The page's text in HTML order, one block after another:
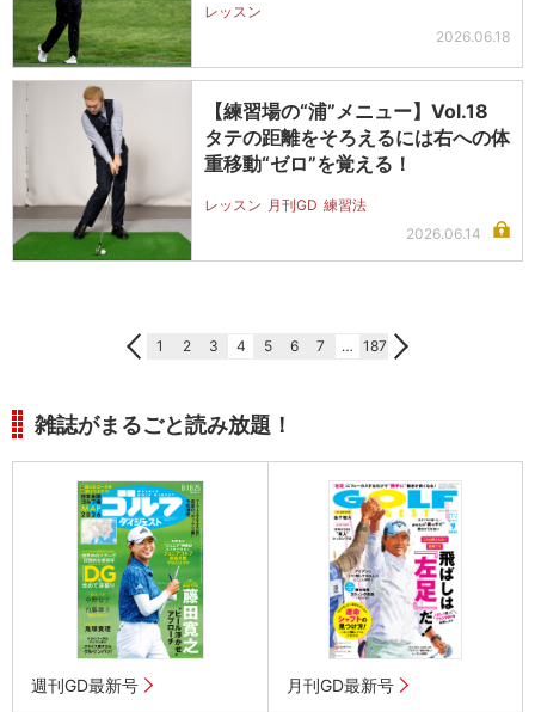
レッスン
2026.06.18
【練習場の“浦”メニュー】Vol.18
タテの距離をそろえるには右への体
重移動“ゼロ”を覚える！
レッスン 月刊GD 練習法
2026.06.14
1 2 3 4 5 6 7 … 187
雑誌がまるごと読み放題！
週刊GD最新号 月刊GD最新号